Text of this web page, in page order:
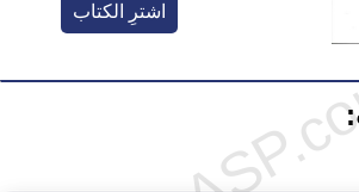
اشترِ الكتاب